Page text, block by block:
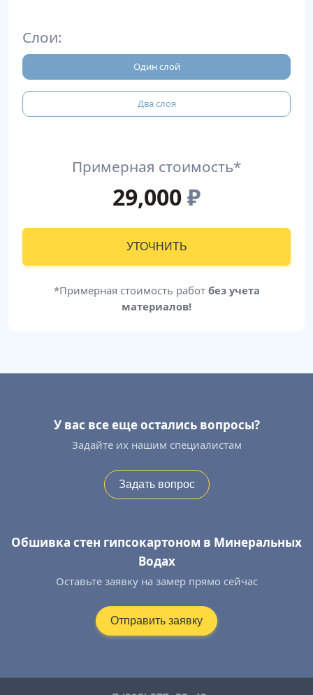
Слои:
Один слой
Два слоя
Примерная стоимость*
29,000₽
УТОЧНИТЬ
*Примерная стоимость работ без учета
материалов!
У вас все еще остались вопросы?
Задайте их нашим специалистам
Задать вопрос
Обшивка стен гипсокартоном в Минеральных
Водах
Оставьте заявку на замер прямо сейчас
Отправить заявку